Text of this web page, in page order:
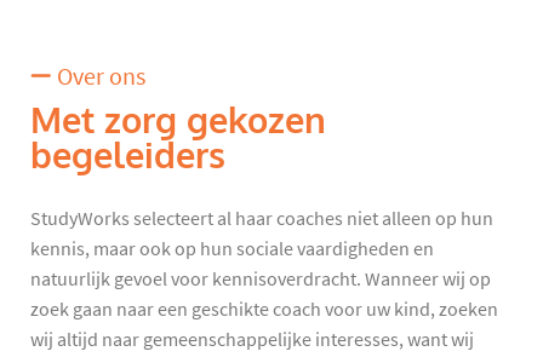
Over ons
Met zorg gekozen
begeleiders
StudyWorks selecteert al haar coaches niet alleen op hun
kennis, maar ook op hun sociale vaardigheden en
natuurlijk gevoel voor kennisoverdracht. Wanneer wij op
zoek gaan naar een geschikte coach voor uw kind, zoeken
wij altijd naar gemeenschappelijke interesses, want wij